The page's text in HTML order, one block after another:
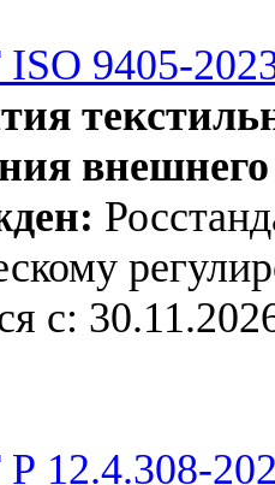
9405-
с:
12.4.308-